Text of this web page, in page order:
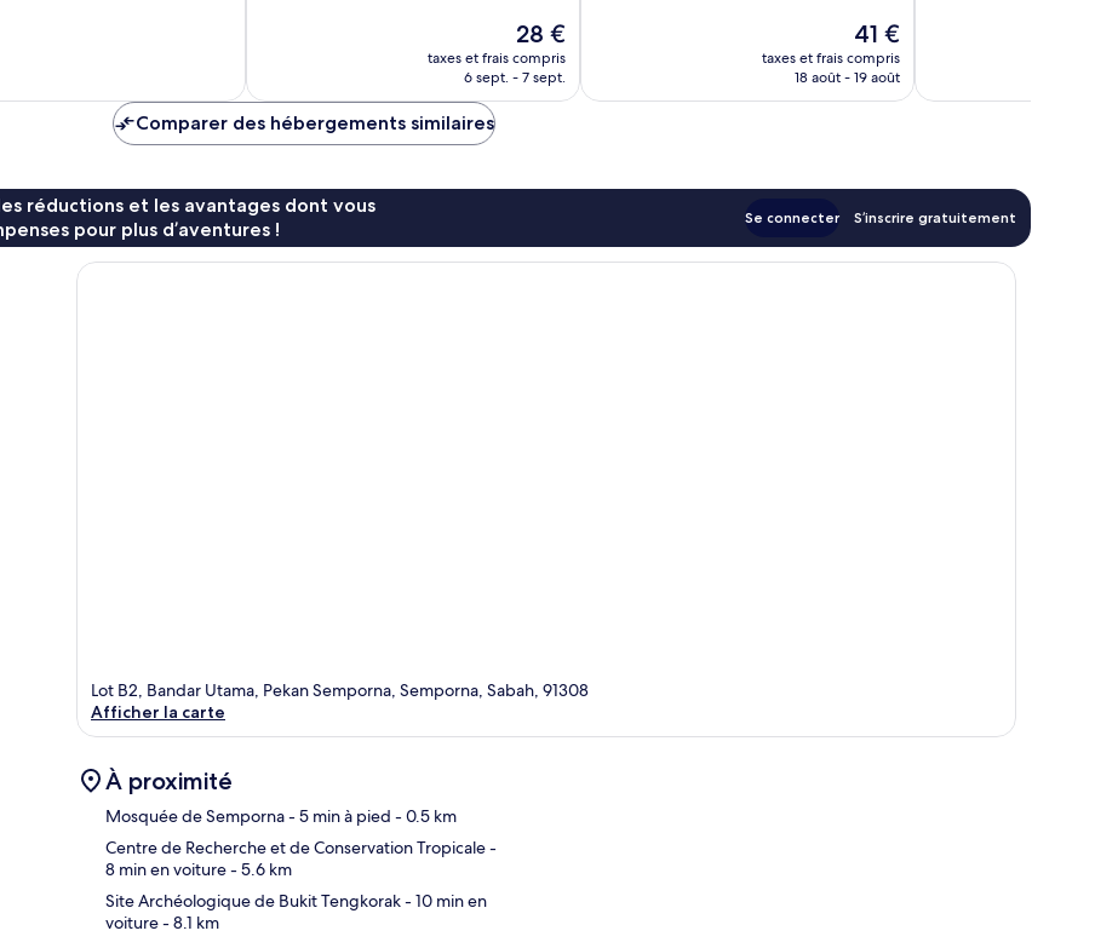
Le
nouveau
prix
28 €
taxes et frais compris
6 sept. - 7 sept.
Le
nouveau
prix
41 €
taxes et frais compris
18 août - 19 août
Comparer des hébergements similaires
réductions et les avantages dont vous
pour plus d’aventures !
Se connecter S’inscrire gratuitement
Lot B2, Bandar Utama, Pekan Semporna, Semporna, Sabah, 91308
Afficher la carte
À proximité
Mosquée de Semporna- 5 min à pied - 0.5 km
Centre de Recherche et de Conservation Tropicale-
8 min en voiture- 5.6 km
Site Archéologique de Bukit Tengkorak- 10 min en
voiture- 8.1 km